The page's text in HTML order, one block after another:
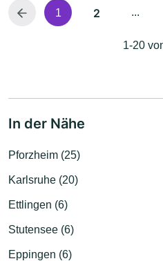
1 2 ...
1-20
In der Nähe
Pforzheim (25)
Karlsruhe (20)
Ettlingen (6)
Stutensee (6)
Eppingen (6)